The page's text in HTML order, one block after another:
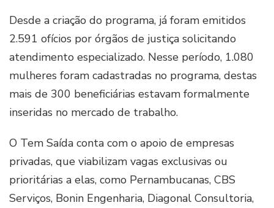
Desde a criação do programa, já foram emitidos
2.591 ofícios por órgãos de justiça solicitando
atendimento especializado. Nesse período, 1.080
mulheres foram cadastradas no programa, destas
mais de 300 beneficiárias estavam formalmente
inseridas no mercado de trabalho.
O Tem Saída conta com o apoio de empresas
privadas, que viabilizam vagas exclusivas ou
prioritárias a elas, como Pernambucanas, CBS
Serviços, Bonin Engenharia, Diagonal Consultoria,